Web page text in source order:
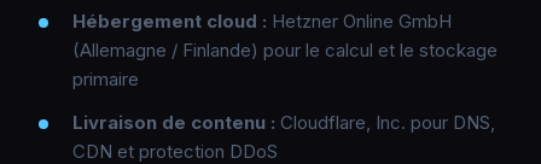
Hébergement cloud : Hetzner Online GmbH
(Allemagne / Finlande) pour le calcul et le stockage
primaire
Livraison de contenu : Cloudflare, Inc. pour DNS,
CDN et protection DDoS